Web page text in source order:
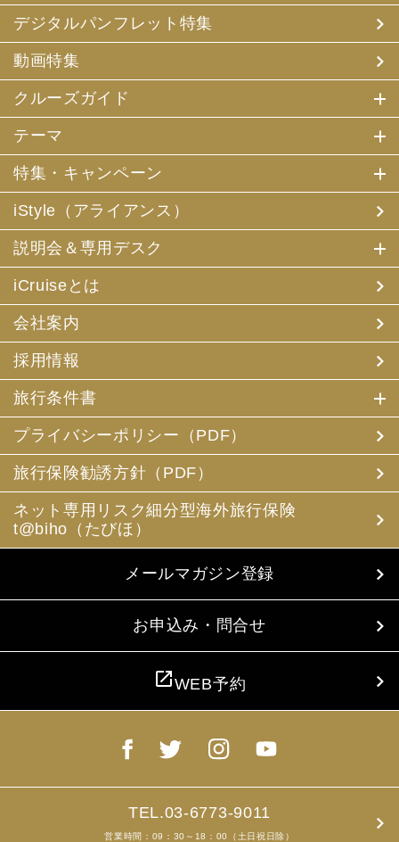
(2) 旅行参加後のご意見やご感想の提供のお願い
(3) アンケートのお願い
(4) 特典サービスの提供
(5) 統計資料の作成
にお客様の個人情報を利用させていただくことがありま
す。
個人情報について、本人確認、本人との連絡その他、採
す。
3. お客様個人情報の第三者への提供
(1) 当社は、お申込みいただいた旅行サービスの手配及び
それらのサービスの受領のための手続に必要な範囲内、ま
保険の手続き上必要な範囲内で、それら運送・宿泊機関、
保険会社等に対し、お客様の氏名、性別、年齢、住所、電
話番号またはメールアドレス、パスポート番号、クレジッ
トカード番号を電磁的方法等で送付することにより提供い
(2) 当社は、旅行先でのお客様のお買い物等の便宜のた
め、当社の保有するお客様の個人データを土産物店に提供
することがあります。この場合、お客様の氏名、パスポー
ト番号及び搭乗される航空便名等に係る個人データを、予
め電磁的方法等で送付することによって提供いたします。
お客様の旅行中の連絡先の方の個人情報をお伺いすること
があります。この個人情報は、お客様に疾病等があった場
合で連絡先の方へ連絡の必要があると当社が認めた場合に
使用させていただきます。お客様は、連絡先の方の個人情
報を当社らに提供することについて連絡先の方の同意を得
るものとします。
4. お客様個人情報の収集・利用について
当社は、お客様の個人情報を収集、利用するにあたり、以
下の取扱いをしておりますことを予めご承知おき願いま
(1) 収集目的、利用範囲をパンフレット、お申込書に明示
(2) お客様の同意がない限り、収集目的以外に使用いたし
し、同意を得ます。
(4) お客様が未成年者の場合、親権者の同意を得ます。
た、お申込のあった旅行の手配及び旅程の管理のために、
以下の当社のグループ企業とお客様情報を共有する場合が
ありますが、厳重に管理・保管いたします。
デジタルパンフレット特集
動画特集
クルーズガイド
テーマ
特集・キャンペーン
iStyle（アライアンス）
説明会＆専用デスク
iCruiseとは
会社案内
採用情報
旅行条件書
プライバシーポリシー（PDF）
旅行保険勧誘方針（PDF）
ネット専用リスク細分型海外旅行保険
t@biho（たびほ）
メールマガジン登録
お申込み・問合せ
open_in_newWEB予約
TEL.03-6773-9011
営業時間：09：30～18：00（土日祝日除）